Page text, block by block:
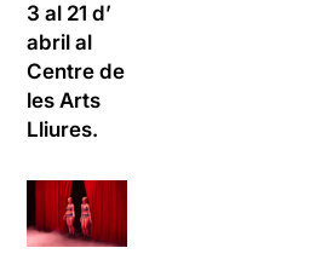
3 al 21 d’
abril al
Centre de
les Arts
Lliures.